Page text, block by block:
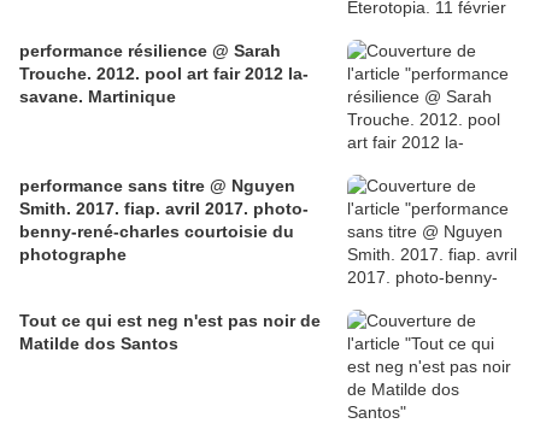
performance résilience @ Sarah
Trouche. 2012. pool art fair 2012 la-
savane. Martinique
performance sans titre @ Nguyen
Smith. 2017. fiap. avril 2017. photo-
benny-rené-charles courtoisie du
photographe
Tout ce qui est neg n'est pas noir de
Matilde dos Santos